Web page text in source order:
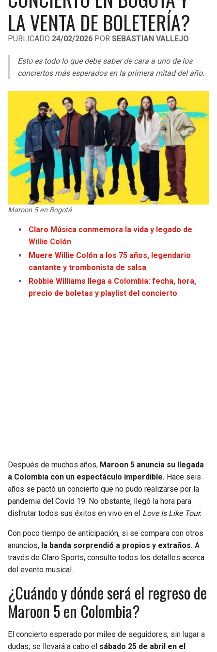
LIGA DE EXPANSIÓN MX
LEAGUES CUP
UEFA EUROPA LEAGUE
UEFA CONFERENCE LEAGUE
COPA LIBERTADORES
COPA SUDAMERICANA
LIGA BETPLAY
OTRAS LIGAS
LA VENTA DE BOLETERÍA?
PUBLICADO 24/02/2026 POR SEBASTIAN VALLEJO
Esto es todo lo que debe saber de cara a uno de los
conciertos más esperados en la primera mitad del año.
Maroon 5 en Bogotá
Claro Música conmemora la vida y legado de
Willie Colón
Muere Willie Colón a los 75 años, legendario
cantante y trombonista de salsa
Robbie Williams llega a Colombia: fecha, hora,
precio de boletas y playlist del concierto
Después de muchos años, Maroon 5 anuncia su llegada
a Colombia con un espectáculo imperdible. Hace seis
años se pactó un concierto que no pudo realizarse por la
pandemia del Covid 19. No obstante, llegó la hora para
disfrutar todos sus éxitos en vivo en el Love Is Like Tour.
Con poco tiempo de anticipación, si se compara con otros
anuncios, la banda sorprendió a propios y extraños. A
través de Claro Sports, consulte todos los detalles acerca
del evento musical.
¿Cuándo y dónde será el regreso de
Maroon 5 en Colombia?
El concierto esperado por miles de seguidores, sin lugar a
dudas, se llevará a cabo el sábado 25 de abril en el